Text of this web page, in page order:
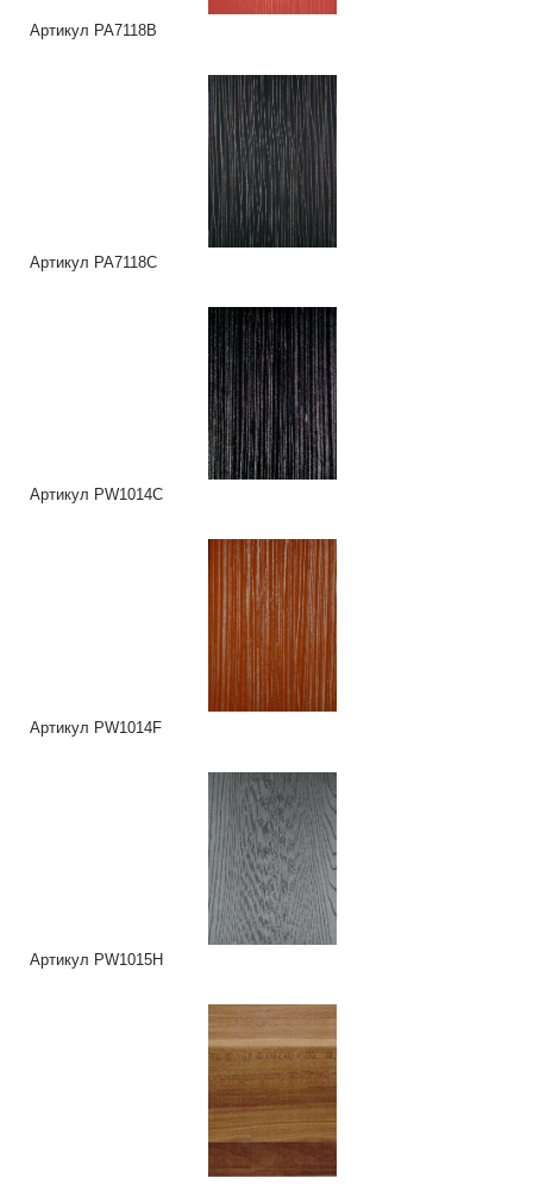
Артикул PA7118B
Артикул PA7118C
Артикул PW1014C
Артикул PW1014F
Артикул PW1015H